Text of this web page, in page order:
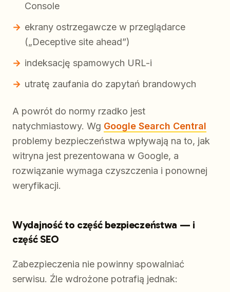
Console
ekrany ostrzegawcze w przeglądarce
(„Deceptive site ahead”)
indeksację spamowych URL-i
utratę zaufania do zapytań brandowych
A powrót do normy rzadko jest
natychmiastowy. Wg Google Search Central
problemy bezpieczeństwa wpływają na to, jak
witryna jest prezentowana w Google, a
rozwiązanie wymaga czyszczenia i ponownej
weryfikacji.
Wydajność to część bezpieczeństwa — i
część SEO
Zabezpieczenia nie powinny spowalniać
serwisu. Źle wdrożone potrafią jednak: